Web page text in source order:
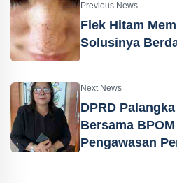
Previous News
Flek Hitam
Solusinya
Next News
DPRD
Bersama
Pengawasan